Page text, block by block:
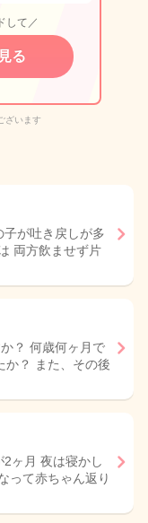
して／
る
ざいます
が吐き戻しが多
両方飲ませず片
？ 何歳何ヶ月で
か？ また、その後
ヶ月 夜は寝かし
って赤ちゃん返り